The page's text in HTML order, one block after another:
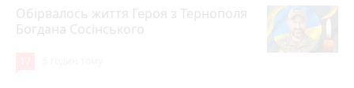
Обірвалось життя Героя з Тернополя
Богдана Сосінського